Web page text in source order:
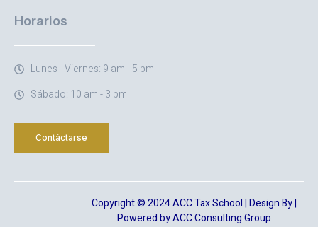
Horarios
Lunes - Viernes: 9 am - 5 pm
Sábado: 10 am - 3 pm
Contáctarse
Copyright © 2024 ACC Tax School | Design By |
Powered by ACC Consulting Group